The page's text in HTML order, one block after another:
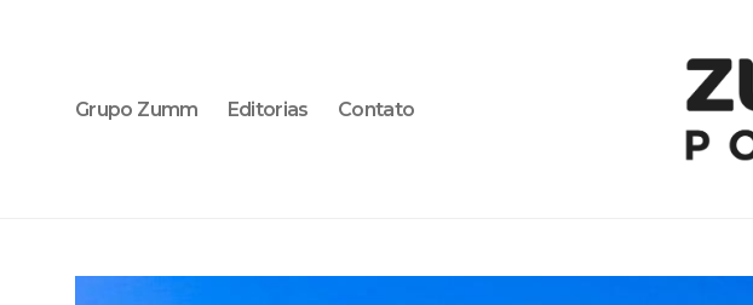
Grupo Zumm Editorias Contato